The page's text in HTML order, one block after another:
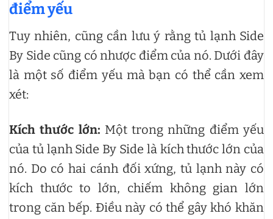
điểm yếu
Tuy nhiên, cũng cần lưu ý rằng tủ lạnh Side
By Side cũng có nhược điểm của nó. Dưới đây
là một số điểm yếu mà bạn có thể cần xem
xét:
Kích thước lớn: Một trong những điểm yếu
của tủ lạnh Side By Side là kích thước lớn của
nó. Do có hai cánh đối xứng, tủ lạnh này có
kích thước to lớn, chiếm không gian lớn
trong căn bếp. Điều này có thể gây khó khăn